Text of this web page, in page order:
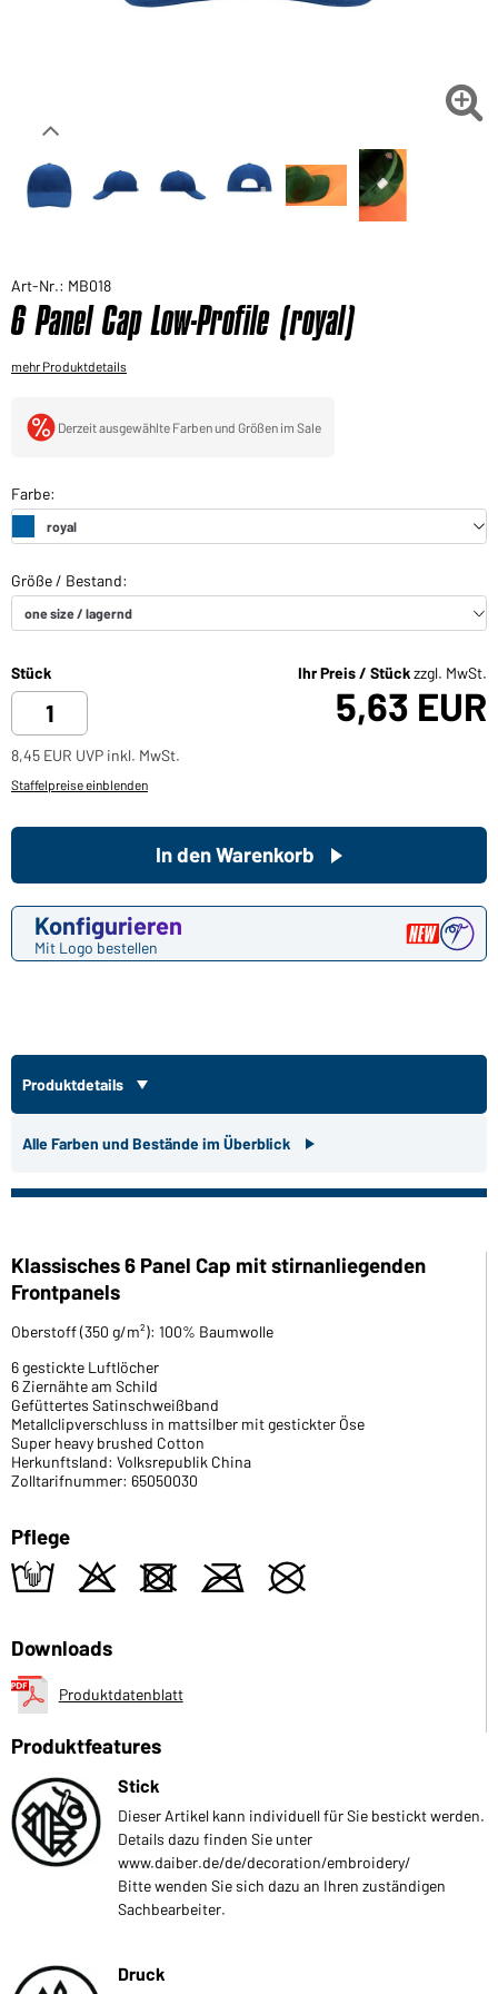

Art-Nr.: MB018
6 Panel Cap Low-Profile (royal)
mehr Produktdetails
Derzeit ausgewählte Farben und Größen im Sale
Stück Ihr Preis / Stückzzgl. MwSt.
5,63 EUR
8,45 EUR UVP inkl. MwSt.
Staffelpreise einblenden
Konfigurieren
Mit Logo bestellen
In den Warenkorb
Produktdetails
Alle Farben und Bestände im Überblick
Klassisches 6 Panel Cap mit stirnanliegenden
Frontpanels
Oberstoff (350 g/m²): 100% Baumwolle
6 gestickte Luftlöcher
6 Ziernähte am Schild
Gefüttertes Satinschweißband
Metallclipverschluss in mattsilber mit gestickter Öse
Super heavy brushed Cotton
Herkunftsland: Volksrepublik China
Zolltarifnummer: 65050030
Pflege
t o d m U
Downloads
Produktdatenblatt
Produktfeatures
Stick
Dieser Artikel kann individuell für Sie bestickt werden.
Details dazu finden Sie unter
www.daiber.de/de/decoration/embroidery/
Bitte wenden Sie sich dazu an Ihren zuständigen
Sachbearbeiter.
Druck